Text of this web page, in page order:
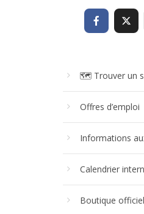
🗺 Trouver un
Offres d’emploi
Informations
Calendrier
Boutique